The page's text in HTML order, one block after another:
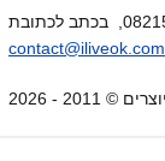
contact@iliveok.com